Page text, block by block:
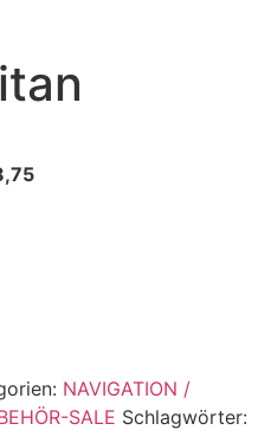
NAVIGATION /
SALE Schlagwörter: